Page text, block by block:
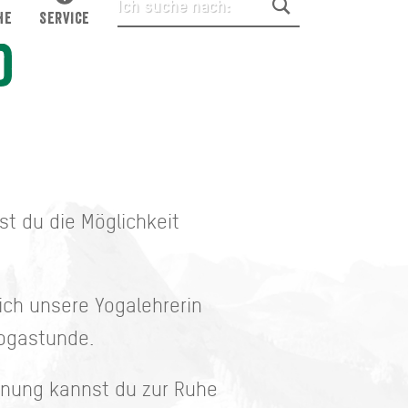
du die Möglichkeit
unsere Yogalehrerin
kannst du zur Ruhe
SERVICE